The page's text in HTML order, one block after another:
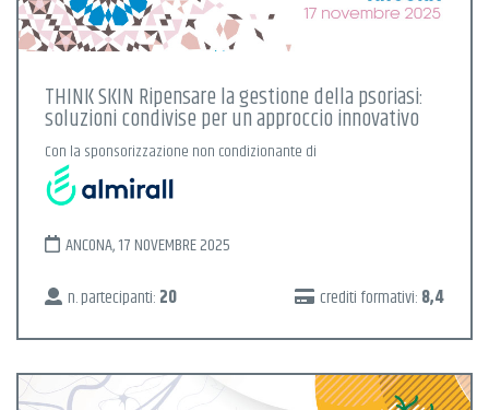
THINK SKIN Ripensare la gestione della psoriasi:
soluzioni condivise per un approccio innovativo
Con la sponsorizzazione non condizionante di
ANCONA, 17 NOVEMBRE 2025
n. partecipanti: 20 crediti formativi: 8,4